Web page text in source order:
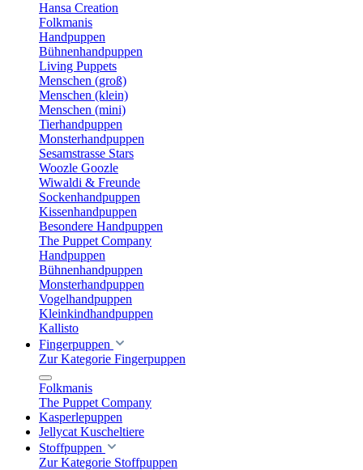
Hansa Creation
Folkmanis
Handpuppen
Bühnenhandpuppen
Living Puppets
Menschen (groß)
Menschen (klein)
Menschen (mini)
Tierhandpuppen
Monsterhandpuppen
Sesamstrasse Stars
Woozle Goozle
Wiwaldi & Freunde
Sockenhandpuppen
Kissenhandpuppen
Besondere Handpuppen
The Puppet Company
Handpuppen
Bühnenhandpuppen
Monsterhandpuppen
Vogelhandpuppen
Kleinkindhandpuppen
Kallisto
Fingerpuppen
Zur Kategorie Fingerpuppen
Folkmanis
The Puppet Company
Kasperlepuppen
Jellycat Kuscheltiere
Stoffpuppen
Zur Kategorie Stoffpuppen